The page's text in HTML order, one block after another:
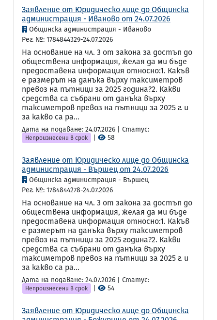
Заявление от Юридическо лице до Общинска
администрация - Иваново от 24.07.2026
Общинска администрация - Иваново
Рег. №: 1784844329-24.07.2026
На основание на чл. 3 от закона за достъп до
обществена информация, желая да ми бъде
предоставена информация относно:1. Какъв
е размерът на данъка върху таксиметров
превоз на пътници за 2025 година?2. Какви
средства са събрани от данъка върху
таксиметров превоз на пътници за 2025 г. и
за какво са ра...
Дата на подаване: 24.07.2026 | Статус:
Непроизнесени в срок 58
Заявление от Юридическо лице до Общинска
администрация - Вършец от 24.07.2026
Общинска администрация - Вършец
Рег. №: 1784844278-24.07.2026
На основание на чл. 3 от закона за достъп до
обществена информация, желая да ми бъде
предоставена информация относно:1. Какъв
е размерът на данъка върху таксиметров
превоз на пътници за 2025 година?2. Какви
средства са събрани от данъка върху
таксиметров превоз на пътници за 2025 г. и
за какво са ра...
Дата на подаване: 24.07.2026 | Статус:
Непроизнесени в срок 54
Заявление от Юридическо лице до Общинска